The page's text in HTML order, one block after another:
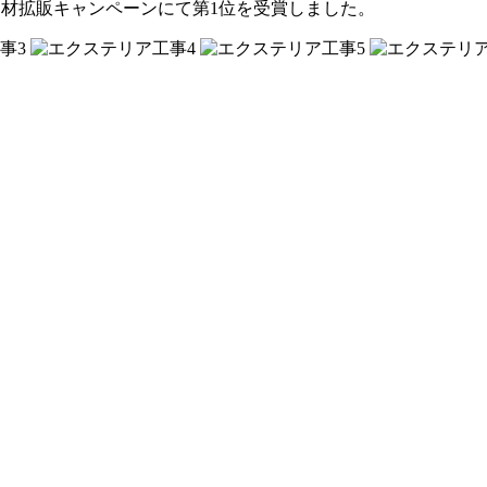
拡販キャンペーンにて第1位を受賞しました。